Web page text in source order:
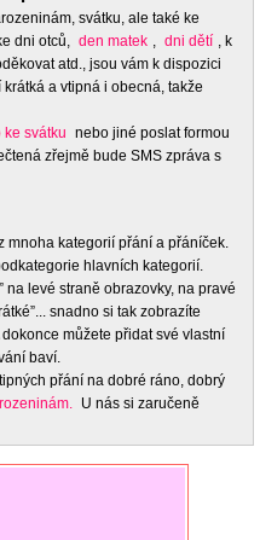
svátku, ale také ke
dni otců, den matek , dni dětí , k
atd., jsou vám k dispozici
a vtipná i obecná, takže
svátku nebo jiné poslat formou
zřejmě bude SMS zpráva s
mnoha kategorií přání a přáníček.
hlavních kategorií.
na levé straně obrazovky, na pravé
snadno si tak zobrazíte
můžete přidat své vlastní
baví.
přání na dobré ráno, dobrý
U nás si zaručeně